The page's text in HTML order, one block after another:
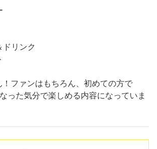
ドリンク
！ファンはもちろん、初めての方で
った気分で楽しめる内容になっていま